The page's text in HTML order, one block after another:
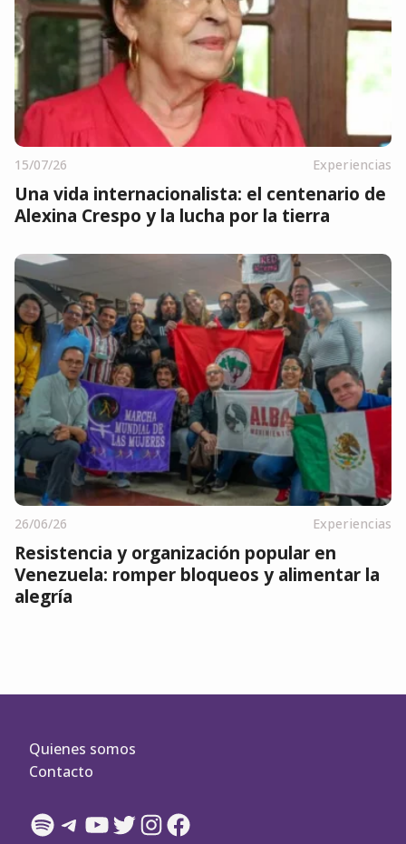
15/07/26 Experiencias
Una vida internacionalista: el centenario de
Alexina Crespo y la lucha por la tierra
26/06/26 Experiencias
Resistencia y organización popular en
Venezuela: romper bloqueos y alimentar la
alegría
Quienes somos
Contacto
Spotify
Telegram
YouTube
Twitter
Instagram
Facebook